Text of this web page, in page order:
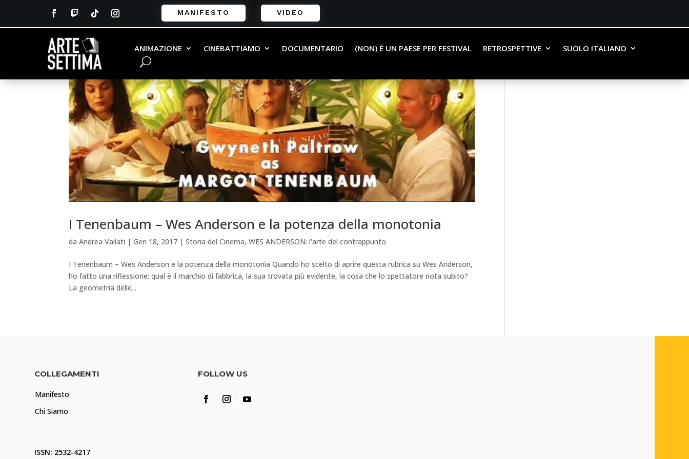
MANIFESTO VIDEO
ANIMAZIONE CINEBATTIAMO DOCUMENTARIO (NON) È UN PAESE PER FESTIVAL RETROSPETTIVE SUOLO ITALIANO
I Tenenbaum – Wes Anderson e la potenza della monotonia
daAndrea Vailati |Gen 18, 2017 |Storia del Cinema,WES ANDERSON: l'arte del contrappunto
I Tenenbaum – Wes Anderson e la potenza della monotonia Quando ho scelto di aprire questa rubrica su Wes Anderson,
ho fatto una riflessione: qual è il marchio di fabbrica, la sua trovata più evidente, la cosa che lo spettatore nota subito?
La geometria delle...
COLLEGAMENTI
Manifesto
Chi Siamo
ISSN: 2532-4217
FOLLOW US